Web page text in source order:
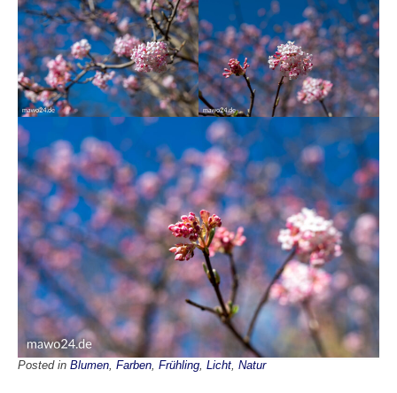
Posted in Blumen, Farben, Frühling, Licht, Natur